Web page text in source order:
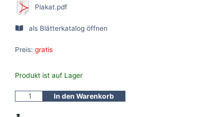
Plakat.pdf
als Blätterkatalog öffnen
Preis: gratis
Produkt ist auf Lager
In den Warenkorb